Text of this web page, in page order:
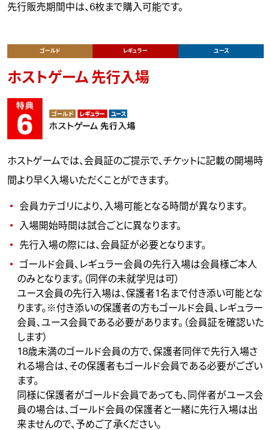
先行販売期間中は、6枚まで購入可能です。
ゴールド レギュラー ユース
ホストゲーム 先行入場
ホストゲームでは、会員証のご提示で、チケットに記載の開場時
間より早く入場いただくことができます。
会員カテゴリにより、入場可能となる時間が異なります。
入場開始時間は試合ごとに異なります。
先行入場の際には、会員証が必要となります。
ゴールド会員、レギュラー会員の先行入場は会員様ご本人
のみとなります。（同伴の未就学児は可）
ユース会員の先行入場は、保護者1名まで付き添い可能とな
ります。※付き添いの保護者の方もゴールド会員、レギュラー
会員、ユース会員である必要があります。（会員証を確認いた
します）
18歳未満のゴールド会員の方で、保護者同伴で先行入場さ
れる場合は、その保護者もゴールド会員である必要がござい
ます。
同様に保護者がゴールド会員であっても、同伴者がユース会
員の場合は、ゴールド会員の保護者と一緒に先行入場は出
来ませんので、予めご了承ください。